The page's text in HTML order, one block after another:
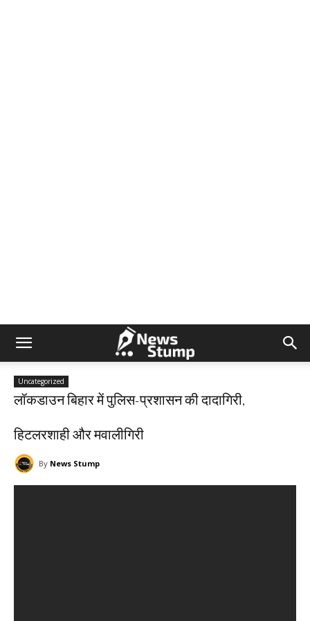
Uncategorized
लॉकडाउन बिहार में पुलिस-प्रशासन की दादागिरी,
हिटलरशाही और मवालीगिरी
By News Stump